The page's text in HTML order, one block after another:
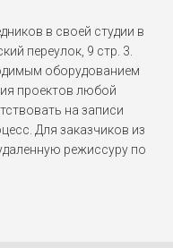
657
(2015)
в своей студии в
переулок, 9 стр. 3.
оборудованием
проектов любой
на записи
Для заказчиков из
режиссуру по